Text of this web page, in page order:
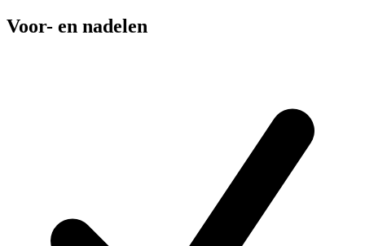
Voor- en nadelen